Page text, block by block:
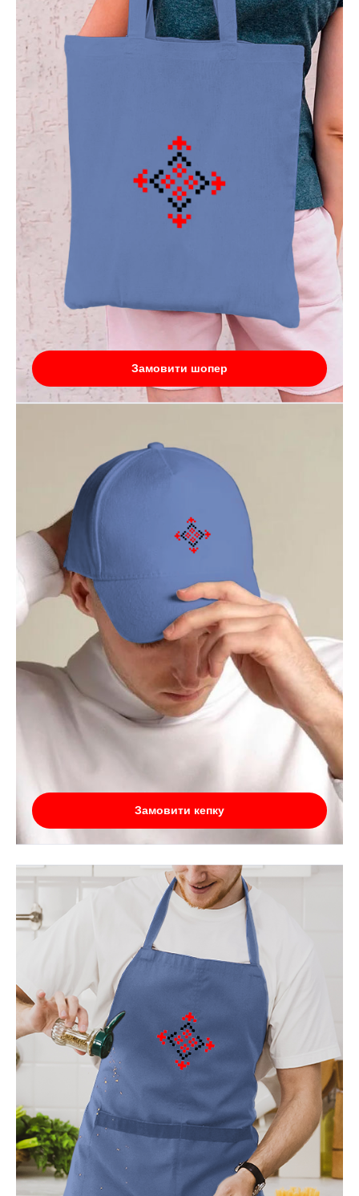
Замовити шопер
Замовити кепку